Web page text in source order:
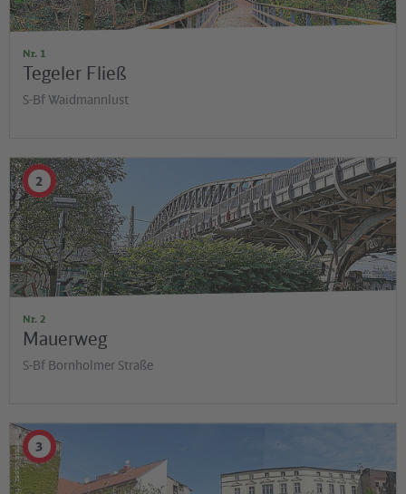
Nr. 1
Tegeler Fließ
S-Bf Waidmannlust
©
Mike Hotel / flickr.com
Nr. 2
Mauerweg
S-Bf Bornholmer Straße
2
©
3